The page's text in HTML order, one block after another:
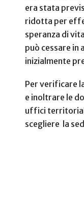
era stata
ridotta per
speranza di
può cessare in
inizialmente
Per verificare
e inoltrare le
uffici
scegliere la